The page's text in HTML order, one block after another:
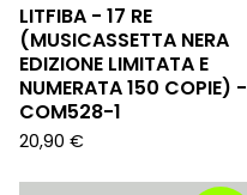
LITFIBA - 17 RE
(MUSICASSETTA NERA
EDIZIONE LIMITATA E
NUMERATA 150 COPIE) -
COM528-1
20,90 €